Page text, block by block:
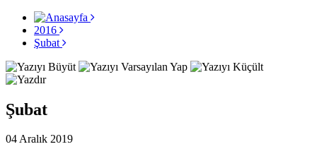
2016
Şubat
Şubat
04 Aralık 2019